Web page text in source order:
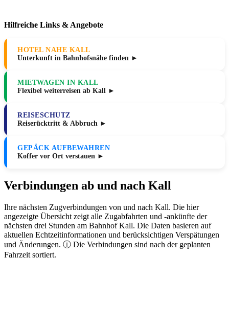
Hilfreiche Links & Angebote
HOTEL NAHE KALL
Unterkunft in Bahnhofsnähe finden ►
MIETWAGEN IN KALL
Flexibel weiterreisen ab Kall ►
REISESCHUTZ
Reiserücktritt & Abbruch ►
GEPÄCK AUFBEWAHREN
Koffer vor Ort verstauen ►
Verbindungen ab und nach Kall
Ihre nächsten Zugverbindungen von und nach Kall. Die hier
angezeigte Übersicht zeigt alle Zugabfahrten und -ankünfte der
nächsten drei Stunden am Bahnhof Kall. Die Daten basieren auf
aktuellen Echtzeitinformationen und berücksichtigen Verspätungen
und Änderungen. ⓘ Die Verbindungen sind nach der geplanten
Fahrzeit sortiert.